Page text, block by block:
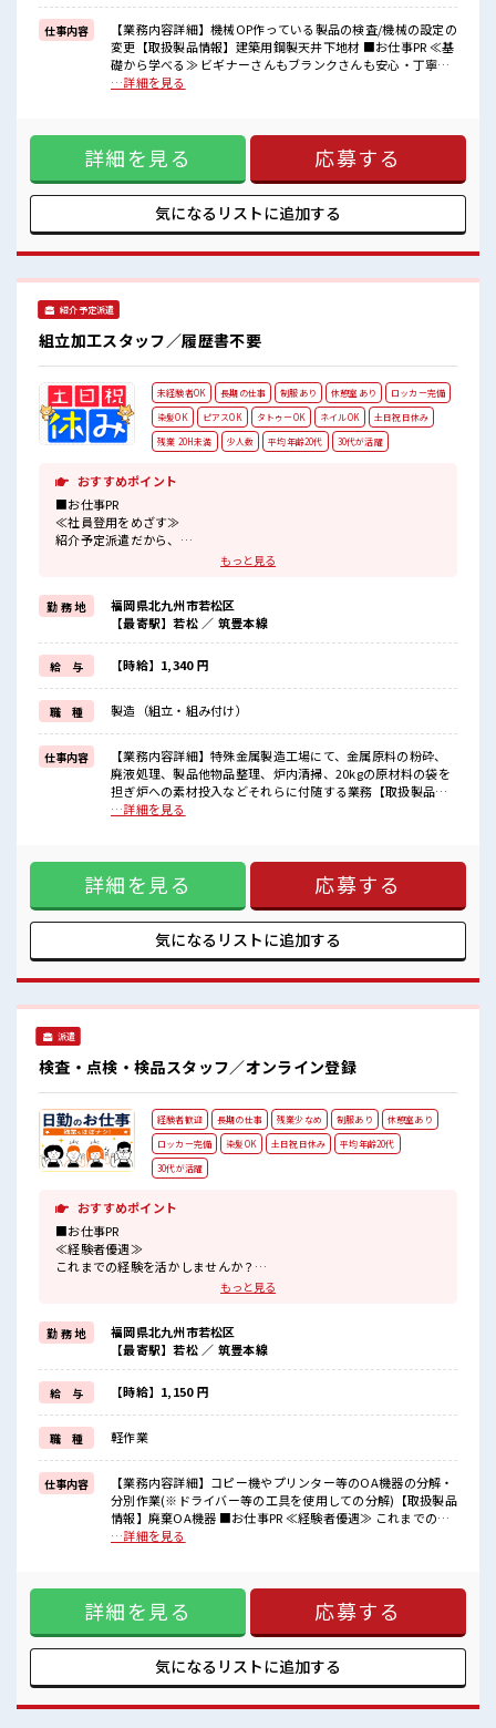
■職場の雰囲気
20代活躍中のフレッシュな職場です☆
しっかり休める休憩室あり！
オンオフの切替もできちゃう！
仕事内容
【業務内容詳細】機械OP作っている製品の検査/機械の設定の
変更【取扱製品情報】建築用鋼製天井下地材 ■お仕事PR ≪基
礎から学べる≫ ビギナーさんもブランクさんも安心・丁寧な
事前研修あり！ ≪残業多めでがっつり稼ぐ≫ 高収入を希望さ
あると毎日の服選びに悩まずOK♪ ≪未経験OKの仕事≫ 新し
いことにチャレンジするのは不安だけど、 しっかり働く環境
が整っています！ イチからスキルUP・ステップUP目指して
いきましょう！ ■職場の雰囲気 20代活躍中のフレッシュな職
場です☆ しっかり休める休憩室あり！ オンオフの切替もでき
ちゃう！ 職場にはロッカー完備！ 私物の置きすぎには注意が
…詳細を見る
詳細を見る 応募する
気になるリストに追加する
紹介予定派遣
組立加工スタッフ／履歴書不要
未経験者OK 長期の仕事 制服あり 休憩室あり
ロッカー完備
染髪OK
ピアスOK タトゥーOK ネイルOK
土日祝日休み
残業 20H未満
少人数 平均年齢20代 30代が活躍
おすすめポイント
■お仕事PR
≪社員登用をめざす≫
紹介予定派遣だから、
自分に職場が合うかお試しできるのがポイント☆
残業は月20時間未満で、
ほどよく稼げます♪
≪週休2日制≫
週末は家族や友人と一緒にプライベート満喫！
≪髪型自由≫
基本的に髪色自由で明るすぎたり奇抜でなければOKです！
(規定有)≪動きやすい制服アリ≫
制服があるので、
毎日の服装の悩み解消♪
■職場の雰囲気
一緒に働く仲間ともなじみやすい少人数の職場☆
明るすぎたり奇抜過ぎなければヘアカラーOK！
もっと見る
勤 務 地
福岡県北九州市若松区
【最寄駅】若松 ／ 筑豊本線
給 与 【時給】1,340 円
職 種 製造（組立・組み付け）
仕事内容
【業務内容詳細】特殊金属製造工場にて、金属原料の粉砕、
廃液処理、製品他物品整理、炉内清掃、20kgの原材料の袋を
担ぎ炉への素材投入などそれらに付随する業務【取扱製品情
報】特殊金属 ■お仕事PR ≪社員登用をめざす≫ 紹介予定派遣
ほどよく稼げます♪ ≪週休2日制≫ 週末は家族や友人と一緒
にプライベート満喫！ ≪髪型自由≫ 基本的に髪色自由で明る
すぎたり奇抜でなければOKです！ (規定有)≪動きやすい制服
アリ≫ 制服があるので、 毎日の服装の悩み解消♪ ■職場の雰
囲気 一緒に働く仲間ともなじみやすい少人数の職場☆ 明るす
ぎたり奇抜過ぎなければヘアカラーOK！ ≪20代の方が多数
…詳細を見る
詳細を見る 応募する
気になるリストに追加する
派遣
検査・点検・検品スタッフ／オンライン登録
経験者歓迎 長期の仕事 残業少なめ 制服あり
休憩室あり
ロッカー完備
染髪OK 土日祝日休み
平均年齢20代
30代が活躍
おすすめポイント
■お仕事PR
≪経験者優遇≫
これまでの経験を活かしませんか？
≪自分の時間も大切≫
残業はほとんどナシ！
場合によってはお願いすることもあります♪
≪完全週休二日制≫
週末は家族や友人と一緒にプライベート満喫！
≪ヘアカラーOKで自由な雰囲気の職場≫
明るすぎたり奇抜でなければ基本的に自由！
(規定有)≪動きやすい制服アリ≫
制服があるので、
毎日の服装の悩み解消♪
≪自分に合った期間で働ける≫
福利厚生が整った派遣のお仕事です！
髪型自由な職場！
≪20代の方が多数活躍中の職場≫
休憩室で楽しくランチ♪
時間があれば昼寝もしちゃおう！
残業はほとんどありません！
もっと見る
勤 務 地
福岡県北九州市若松区
【最寄駅】若松 ／ 筑豊本線
給 与 【時給】1,150 円
職 種 軽作業
仕事内容
【業務内容詳細】コピー機やプリンター等のOA機器の分解・
分別作業(※ドライバー等の工具を使用しての分解)【取扱製品
情報】廃棄OA機器 ■お仕事PR ≪経験者優遇≫ これまでの経
験を活かしませんか？ ブランクがあっても大丈夫♪ 経験はち
≪完全週休二日制≫ 週末は家族や友人と一緒にプライベート
満喫！ ≪ヘアカラーOKで自由な雰囲気の職場≫ 明るすぎた
り奇抜でなければ基本的に自由！ (規定有)≪動きやすい制服
アリ≫ 制服があるので、 毎日の服装の悩み解消♪ ≪自分に合
った期間で働ける≫ 福利厚生が整った派遣のお仕事です！ ■
職場の雰囲気 髪型にこだわりのあるアナタは必見！ 髪型自由
ンチ♪ 時間があれば昼寝もしちゃおう！ 残業はほとんどあり
…詳細を見る
詳細を見る 応募する
気になるリストに追加する